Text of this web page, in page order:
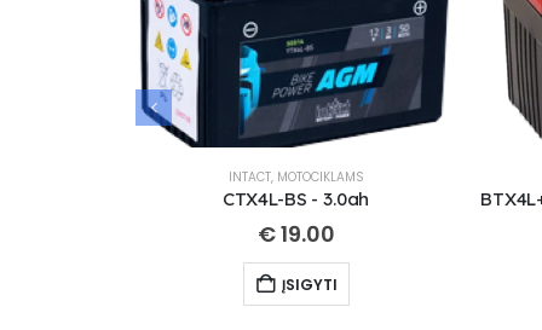
INTACT, MOTOCIKLAMS
CTX4L-BS - 3.0ah
€19.00
ĮSIGYTI